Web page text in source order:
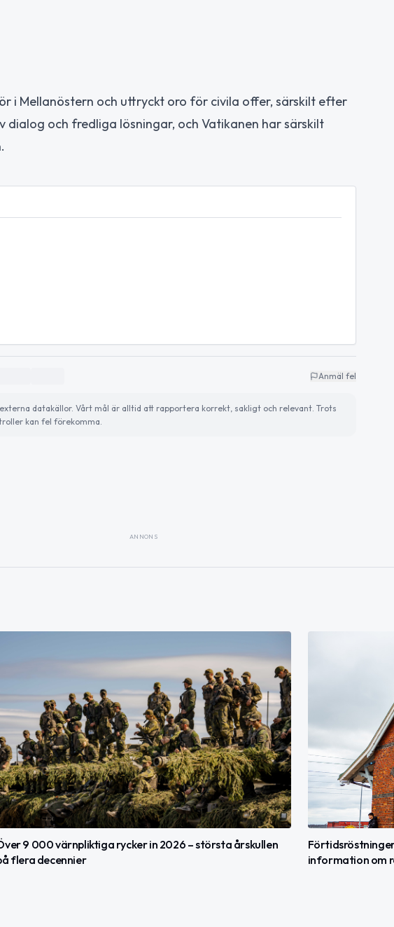
i Mellanöstern och uttryckt oro för civila offer, särskilt efter
dialog och fredliga lösningar, och Vatikanen har särskilt
Anmäl fel
datakällor. Vårt mål är alltid att rapportera korrekt, sakligt och relevant. Trots
kan fel förekomma.
ANNONS
9 000 värnpliktiga rycker in 2026 – största årskullen
flera decennier
information om